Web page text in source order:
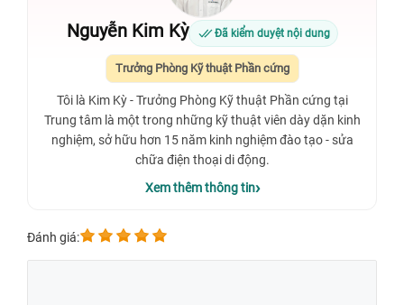
Nguyễn Kim Kỳ Đã kiểm duyệt nội dung
Trưởng Phòng Kỹ thuật Phần cứng
Tôi là Kim Kỳ - Trưởng Phòng Kỹ thuật Phần cứng tại
Trung tâm là một trong những kỹ thuật viên dày dặn kinh
nghiệm, sở hữu hơn 15 năm kinh nghiệm đào tạo - sửa
chữa điện thoại di động.
Xem thêm thông tin
Đánh giá: